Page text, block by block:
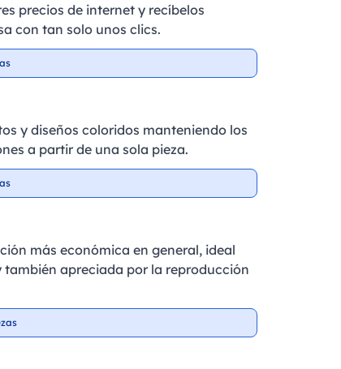
precios de internet y recíbelos
con tan solo unos clics.
y diseños coloridos manteniendo los
a partir de una sola pieza.
más económica en general, ideal
también apreciada por la reproducción